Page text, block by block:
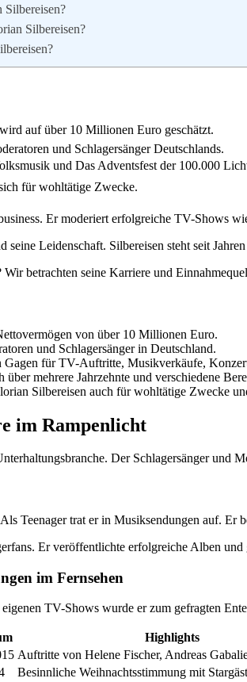
Silbereisen?
Silbereisen?
auf über 10 Millionen Euro geschätzt.
und Schlagersänger Deutschlands.
und Das Adventsfest der 100.000
für wohltätige Zwecke.
Er moderiert erfolgreiche TV-Shows
seine Leidenschaft. Silbereisen steht seit
Wir betrachten seine Karriere und
von über 10 Millionen Euro.
und Schlagersänger in Deutschland.
Gagen für TV-Auftritte, Musikverkäufe,
mehrere Jahrzehnte und verschiedene
Silbereisen auch für wohltätige Zwecke
im Rampenlicht
Der Schlagersänger und
Teenager trat er in Musiksendungen auf. Er
Er veröffentlichte erfolgreiche Alben
im Fernsehen
TV-Shows wurde er zum gefragten
Highlights
Auftritte von Helene Fischer, Andreas
Besinnliche Weihnachtsstimmung mit